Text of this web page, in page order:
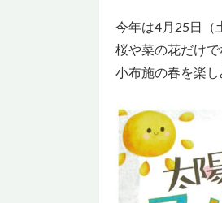
今年は4月25日（
桜や菜の花だけ
小布施の春を楽